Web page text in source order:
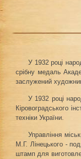
У 1932 році
срібну медаль
заслужений
У 1932 році
Кіровоградського
техніки України.
Управління
М.Г. Лінецького -
штамп для